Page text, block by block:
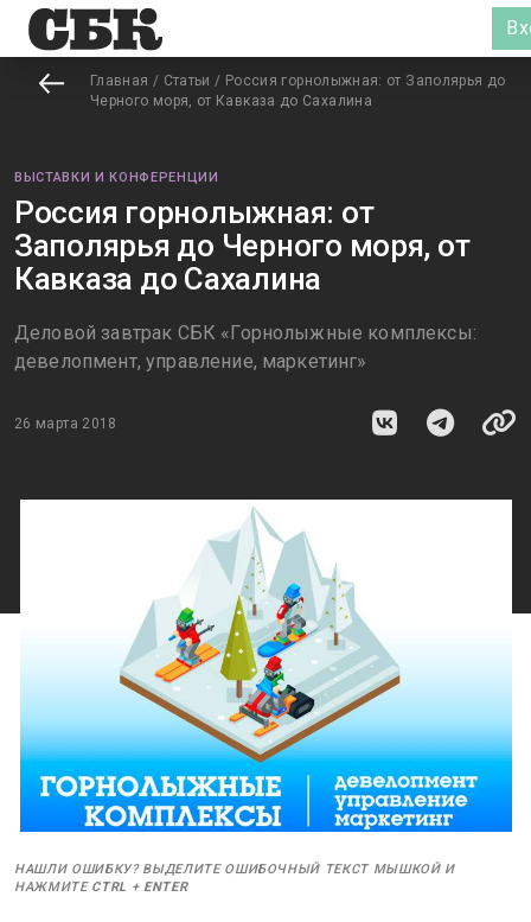
Главная / Статьи / Россия горнолыжная: от Заполярья до
Черного моря, от Кавказа до Сахалина
ВЫСТАВКИ И КОНФЕРЕНЦИИ
Россия горнолыжная: от
Заполярья до Черного моря, от
Кавказа до Сахалина
Деловой завтрак СБК «Горнолыжные комплексы:
девелопмент, управление, маркетинг»
26 марта 2018
НАШЛИ ОШИБКУ? ВЫДЕЛИТЕ ОШИБОЧНЫЙ ТЕКСТ МЫШКОЙ И
НАЖМИТЕ CTRL + ENTER